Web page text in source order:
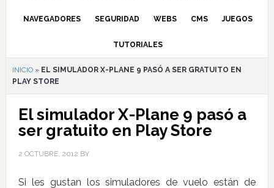
NAVEGADORES SEGURIDAD WEBS CMS JUEGOS
TUTORIALES
INICIO» EL SIMULADOR X-PLANE 9 PASÓ A SER GRATUITO EN
PLAY STORE
El simulador X-Plane 9 pasó a
ser gratuito en Play Store
2 OCTUBRE, 2012 BY
Si les gustan los simuladores de vuelo están de